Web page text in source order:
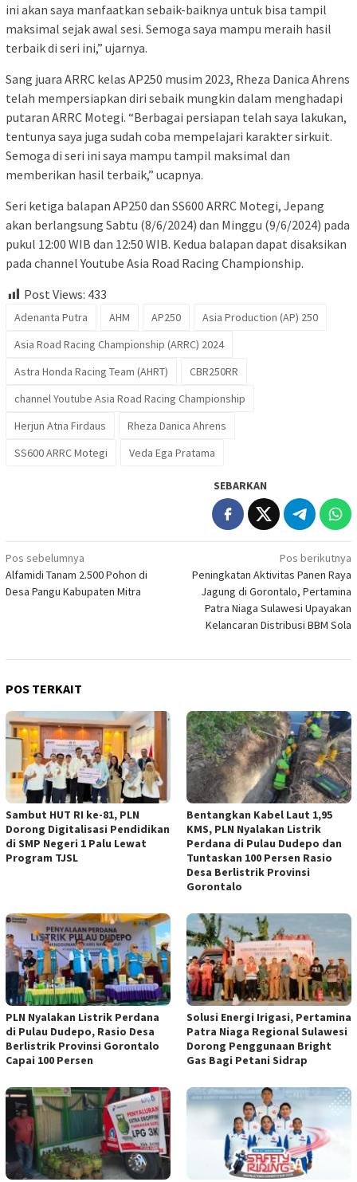
ini akan saya manfaatkan sebaik-baiknya untuk bisa tampil
maksimal sejak awal sesi. Semoga saya mampu meraih hasil
terbaik di seri ini,” ujarnya.
Sang juara ARRC kelas AP250 musim 2023, Rheza Danica Ahrens
telah mempersiapkan diri sebaik mungkin dalam menghadapi
putaran ARRC Motegi. “Berbagai persiapan telah saya lakukan,
tentunya saya juga sudah coba mempelajari karakter sirkuit.
Semoga di seri ini saya mampu tampil maksimal dan
memberikan hasil terbaik,” ucapnya.
Seri ketiga balapan AP250 dan SS600 ARRC Motegi, Jepang
akan berlangsung Sabtu (8/6/2024) dan Minggu (9/6/2024) pada
pukul 12:00 WIB dan 12:50 WIB. Kedua balapan dapat disaksikan
pada channel Youtube Asia Road Racing Championship.
Post Views: 433
Adenanta Putra AHM AP250
Asia Production (AP) 250
Asia Road Racing Championship (ARRC) 2024
Astra Honda Racing Team (AHRT)
CBR250RR
channel Youtube Asia Road Racing Championship
Herjun Atna Firdaus
Rheza Danica Ahrens
SS600 ARRC Motegi
Veda Ega Pratama
SEBARKAN
Navigasi
pos
Pos sebelumnya
Alfamidi Tanam 2.500 Pohon di
Desa Pangu Kabupaten Mitra
Pos berikutnya
Peningkatan Aktivitas Panen Raya
Jagung di Gorontalo, Pertamina
Patra Niaga Sulawesi Upayakan
Kelancaran Distribusi BBM Sola
POS TERKAIT
Sambut HUT RI ke-81, PLN
Dorong Digitalisasi Pendidikan
di SMP Negeri 1 Palu Lewat
Program TJSL
Bentangkan Kabel Laut 1,95
KMS, PLN Nyalakan Listrik
Perdana di Pulau Dudepo dan
Tuntaskan 100 Persen Rasio
Desa Berlistrik Provinsi
Gorontalo
PLN Nyalakan Listrik Perdana
di Pulau Dudepo, Rasio Desa
Berlistrik Provinsi Gorontalo
Capai 100 Persen
Solusi Energi Irigasi, Pertamina
Patra Niaga Regional Sulawesi
Dorong Penggunaan Bright
Gas Bagi Petani Sidrap